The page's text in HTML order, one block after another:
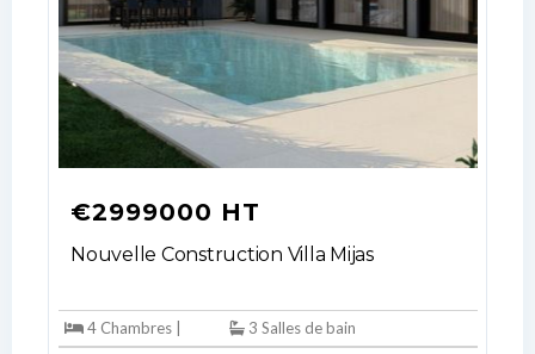
€2999000 HT
Nouvelle Construction Villa Mijas
4 Chambres |
3 Salles de bain